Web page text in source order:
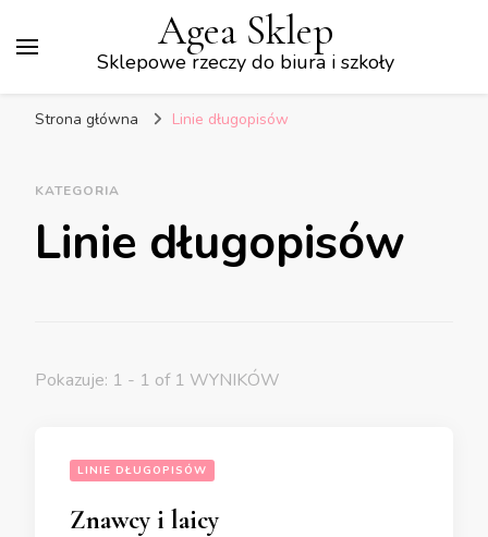
Agea Sklep
Sklepowe rzeczy do biura i szkoły
Strona główna Linie długopisów
KATEGORIA
Linie długopisów
Pokazuje: 1 - 1 of 1 WYNIKÓW
LINIE DŁUGOPISÓW
Znawcy i laicy